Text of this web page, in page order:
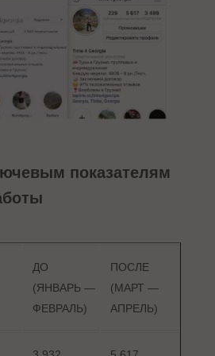
показателям
ДО
(ЯНВАРЬ —
ФЕВРАЛЬ)
ПОСЛЕ
(МАРТ —
АПРЕЛЬ)